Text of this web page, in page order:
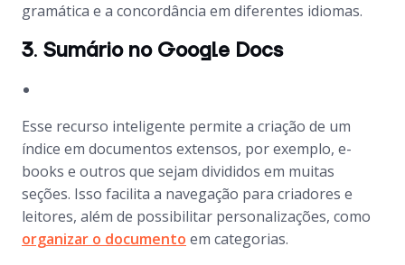
gramática e a concordância em diferentes idiomas.
3. Sumário no Google Docs
Esse recurso inteligente permite a criação de um
índice em documentos extensos, por exemplo, e-
books e outros que sejam divididos em muitas
seções. Isso facilita a navegação para criadores e
leitores, além de possibilitar personalizações, como
organizar o documento em categorias.